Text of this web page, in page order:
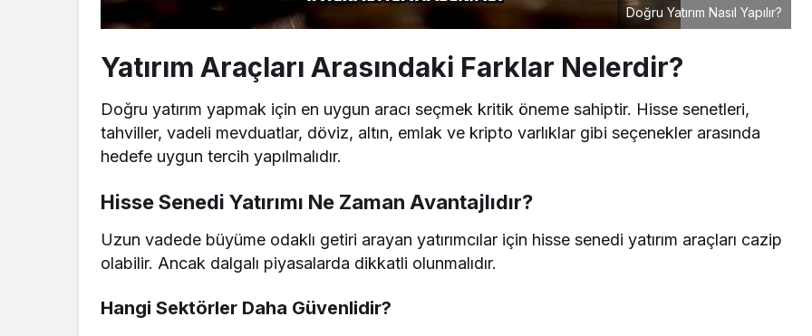
Doğru Yatırım Nasıl Yapılır?
Yatırım Araçları Arasındaki Farklar Nelerdir?
Doğru yatırım yapmak için en uygun aracı seçmek kritik öneme sahiptir. Hisse senetleri,
tahviller, vadeli mevduatlar, döviz, altın, emlak ve kripto varlıklar gibi seçenekler arasında
hedefe uygun tercih yapılmalıdır.
Hisse Senedi Yatırımı Ne Zaman Avantajlıdır?
Uzun vadede büyüme odaklı getiri arayan yatırımcılar için hisse senedi yatırım araçları cazip
olabilir. Ancak dalgalı piyasalarda dikkatli olunmalıdır.
Hangi Sektörler Daha Güvenlidir?